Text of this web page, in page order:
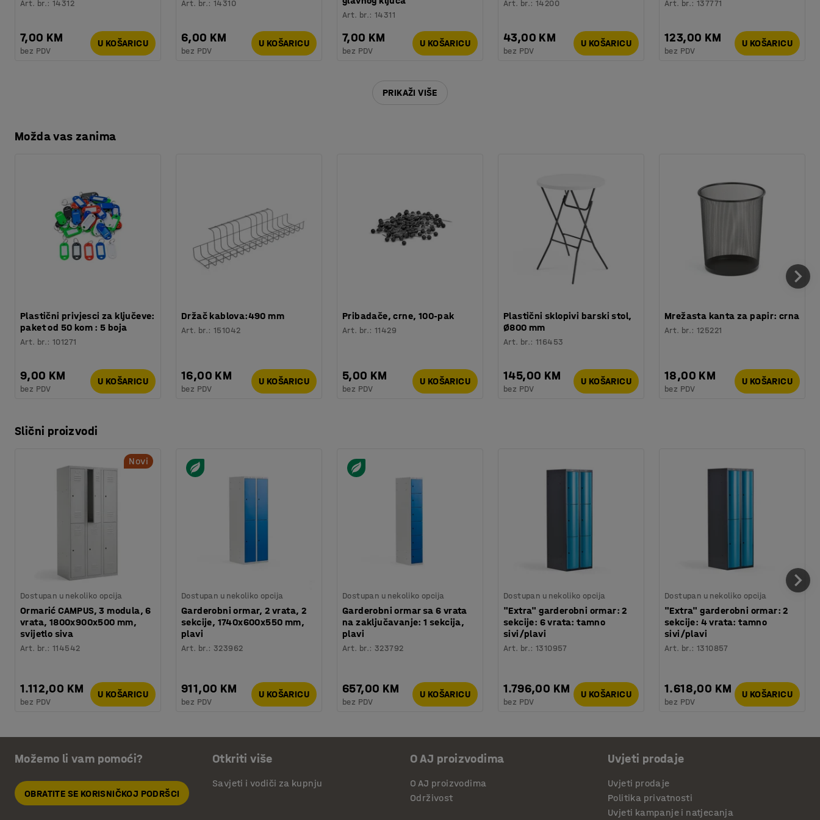
Art. br.:14312
7,00 KM
bez PDV
U KOŠARICU
Art. br.:14310
6,00 KM
bez PDV
U KOŠARICU
Art. br.:14311
7,00 KM
bez PDV
U KOŠARICU
Art. br.:14200
43,00 KM
bez PDV
U KOŠARICU
Art. br.:137771
123,00 KM
bez PDV
U KOŠARICU
PRIKAŽI VIŠE
Možda vas zanima
Plastični privjesci za ključeve:
paket od 50 kom : 5 boja
Art. br.:101271
9,00 KM
bez PDV
U KOŠARICU
Držač kablova:490 mm
Art. br.:151042
16,00 KM
bez PDV
U KOŠARICU
Pribadače, crne, 100-pak
Art. br.:11429
5,00 KM
bez PDV
U KOŠARICU
Plastični sklopivi barski stol,
Ø800 mm
Art. br.:116453
145,00 KM
bez PDV
U KOŠARICU
Mrežasta kanta za papir: crna
Art. br.:125221
18,00 KM
bez PDV
U KOŠARICU
Slični proizvodi
Novi
Dostupan u nekoliko opcija
Ormarić CAMPUS, 3 modula, 6
vrata, 1800x900x500 mm,
svijetlo siva
Art. br.:114542
1.112,00 KM
bez PDV
U KOŠARICU
Dostupan u nekoliko opcija
Garderobni ormar, 2 vrata, 2
sekcije, 1740x600x550 mm,
plavi
Art. br.:323962
911,00 KM
bez PDV
U KOŠARICU
Dostupan u nekoliko opcija
Garderobni ormar sa 6 vrata
na zaključavanje: 1 sekcija,
plavi
Art. br.:323792
657,00 KM
bez PDV
U KOŠARICU
Dostupan u nekoliko opcija
"Extra" garderobni ormar: 2
sekcije: 6 vrata: tamno
sivi/plavi
Art. br.:1310957
1.796,00 KM
bez PDV
U KOŠARICU
Dostupan u nekoliko opcija
"Extra" garderobni ormar: 2
sekcije: 4 vrata: tamno
sivi/plavi
Art. br.:1310857
1.618,00 KM
bez PDV
U KOŠARICU
Možemo li vam pomoći?
OBRATITE SE KORISNIČKOJ PODRŠCI
Otkriti više
Savjeti i vodiči za kupnju
O AJ proizvodima
O AJ proizvodima
Održivost
Uvjeti prodaje
Uvjeti prodaje
Politika privatnosti
Uvjeti kampanje i natjecanja